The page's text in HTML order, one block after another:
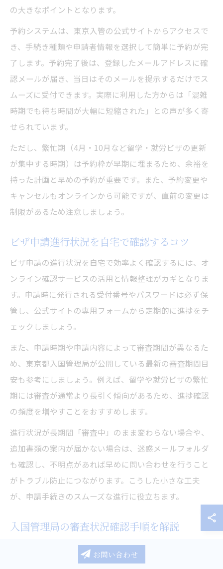
の大きなポイントとなります。
予約システムは、東京入管の公式サイトからアクセスで
き、手続き種類や申請者情報を選択して簡単に予約が完
了します。予約完了後は、登録したメールアドレスに確
認メールが届き、当日はそのメールを提示するだけでス
ムーズに受付できます。実際に利用した方からは「混雑
時期でも待ち時間が大幅に短縮された」との声が多く寄
せられています。
ただし、繁忙期（4月・10月など留学・就労ビザの更新
が集中する時期）は予約枠が早期に埋まるため、余裕を
持った計画と早めの予約が重要です。また、予約変更や
キャンセルもオンラインから可能ですが、直前の変更は
制限があるため注意しましょう。
ビザ申請進行状況を自宅で確認するコツ
ビザ申請の進行状況を自宅で効率よく確認するには、オ
ンライン確認サービスの活用と情報整理がカギとなりま
す。申請時に発行される受付番号やパスワードは必ず保
管し、公式サイトの専用フォームから定期的に進捗をチ
ェックしましょう。
また、申請時期や申請内容によって審査期間が異なるた
め、東京都入国管理局が公開している最新の審査期間目
安も参考にしましょう。例えば、留学や就労ビザの繁忙
期には審査が通常より長引く傾向があるため、進捗確認
の頻度を増やすことをおすすめします。
進行状況が長期間「審査中」のまま変わらない場合や、
追加書類の案内が届かない場合は、迷惑メールフォルダ
も確認し、不明点があれば早めに問い合わせを行うこと
がトラブル防止につながります。こうした小さな工夫
が、申請手続きのスムーズな進行に役立ちます。
入国管理局の審査状況確認手順を解説
東京都の入国管理局でビザ申請の審査状況を確認するに
は、まず申請時に受け取る受付番号や申請控えが必要で
お問い合わせ